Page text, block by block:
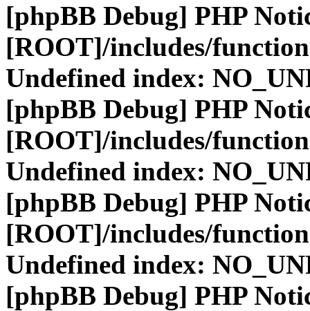
[phpBB Debug] PHP
[ROOT]/includes/
Undefined index:
[phpBB Debug] PHP
[ROOT]/includes/
Undefined index:
[phpBB Debug] PHP
[ROOT]/includes/
Undefined index:
[phpBB Debug] PHP